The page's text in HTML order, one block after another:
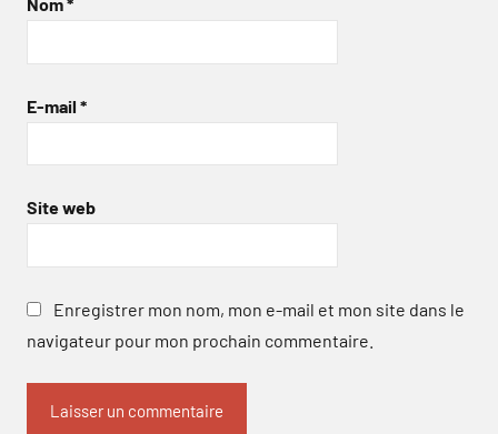
E-mail *
Site web
Enregistrer mon nom, mon e-mail et mon site dans le
navigateur pour mon prochain commentaire.